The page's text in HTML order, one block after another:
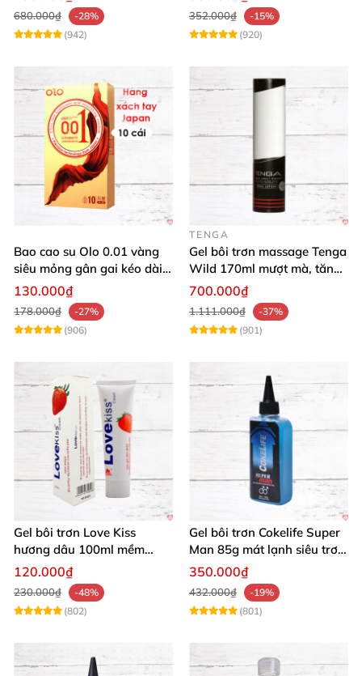
680.000₫
-28%
(942)
352.000₫
-15%
(920)
Bao cao su Olo 0.01 vàng
siêu mỏng gân gai kéo dài
yêu đỉnh
130.000₫
178.000₫
-27%
(906)
TENGA
Gel bôi trơn massage Tenga
Wild 170ml mượt mà, tăng
khoái cảm
700.000₫
1.111.000₫
-37%
(901)
Gel bôi trơn Love Kiss
hương dâu 100ml mềm
mượt an toàn thơm
120.000₫
230.000₫
-48%
(802)
Gel bôi trơn Cokelife Super
Man 85g mát lạnh siêu trơn
an toàn
350.000₫
432.000₫
-19%
(801)